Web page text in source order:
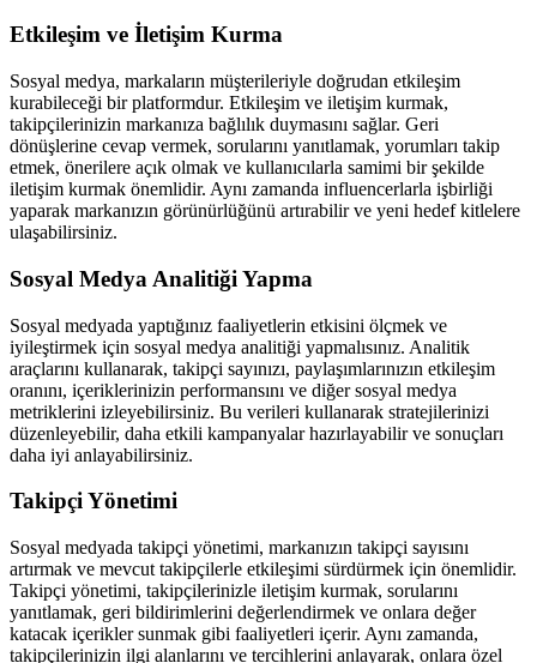
Etkileşim ve İletişim Kurma
Sosyal medya, markaların müşterileriyle doğrudan etkileşim
kurabileceği bir platformdur. Etkileşim ve iletişim kurmak,
takipçilerinizin markanıza bağlılık duymasını sağlar. Geri
dönüşlerine cevap vermek, sorularını yanıtlamak, yorumları takip
etmek, önerilere açık olmak ve kullanıcılarla samimi bir şekilde
iletişim kurmak önemlidir. Aynı zamanda influencerlarla işbirliği
yaparak markanızın görünürlüğünü artırabilir ve yeni hedef kitlelere
ulaşabilirsiniz.
Sosyal Medya Analitiği Yapma
Sosyal medyada yaptığınız faaliyetlerin etkisini ölçmek ve
iyileştirmek için sosyal medya analitiği yapmalısınız. Analitik
araçlarını kullanarak, takipçi sayınızı, paylaşımlarınızın etkileşim
oranını, içeriklerinizin performansını ve diğer sosyal medya
metriklerini izleyebilirsiniz. Bu verileri kullanarak stratejilerinizi
düzenleyebilir, daha etkili kampanyalar hazırlayabilir ve sonuçları
daha iyi anlayabilirsiniz.
Takipçi Yönetimi
Sosyal medyada takipçi yönetimi, markanızın takipçi sayısını
artırmak ve mevcut takipçilerle etkileşimi sürdürmek için önemlidir.
Takipçi yönetimi, takipçilerinizle iletişim kurmak, sorularını
yanıtlamak, geri bildirimlerini değerlendirmek ve onlara değer
katacak içerikler sunmak gibi faaliyetleri içerir. Aynı zamanda,
takipçilerinizin ilgi alanlarını ve tercihlerini anlayarak, onlara özel